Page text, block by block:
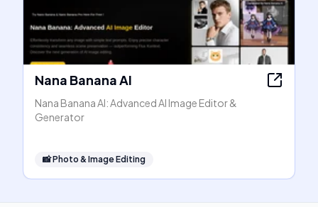
Nana Banana AI
Nana Banana AI: Advanced AI Image Editor &
Generator
📸Photo & Image Editing